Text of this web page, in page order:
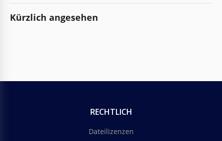
Kürzlich angesehen
RECHTLICH
Dateilizenzen